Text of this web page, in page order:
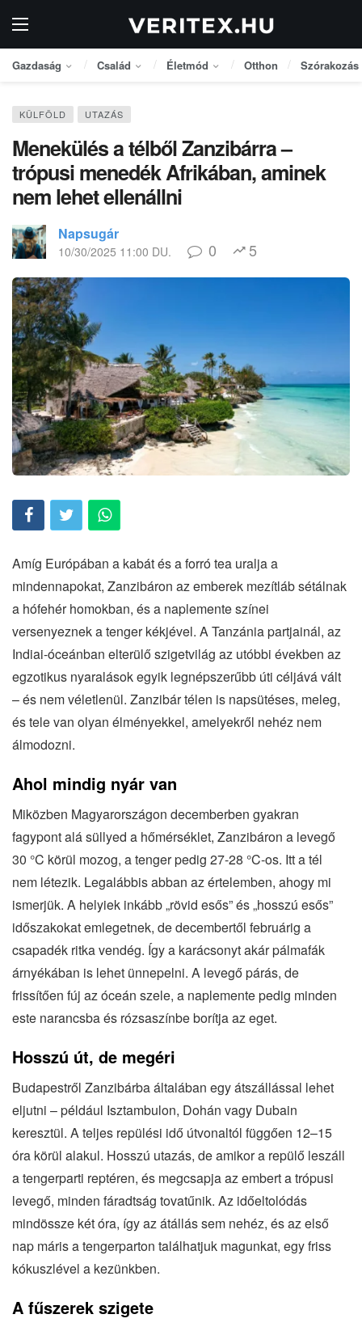
Gazdaság Család Életmód Otthon Szórakozás
KÜLFÖLD UTAZÁS
Menekülés a télből Zanzibárra –
trópusi menedék Afrikában, aminek
nem lehet ellenállni
Napsugár
10/30/2025 11:00 DU. 0 5
Amíg Európában a kabát és a forró tea uralja a
mindennapokat, Zanzibáron az emberek mezítláb sétálnak
a hófehér homokban, és a naplemente színei
versenyeznek a tenger kékjével. A Tanzánia partjainál, az
Indiai-óceánban elterülő szigetvilág az utóbbi években az
egzotikus nyaralások egyik legnépszerűbb úti céljává vált
– és nem véletlenül. Zanzibár télen is napsütéses, meleg,
és tele van olyan élményekkel, amelyekről nehéz nem
álmodozni.
Ahol mindig nyár van
Miközben Magyarországon decemberben gyakran
fagypont alá süllyed a hőmérséklet, Zanzibáron a levegő
30 °C körül mozog, a tenger pedig 27-28 °C-os. Itt a tél
nem létezik. Legalábbis abban az értelemben, ahogy mi
ismerjük. A helyiek inkább „rövid esős” és „hosszú esős”
időszakokat emlegetnek, de decembertől februárig a
csapadék ritka vendég. Így a karácsonyt akár pálmafák
árnyékában is lehet ünnepelni. A levegő párás, de
frissítően fúj az óceán szele, a naplemente pedig minden
este narancsba és rózsaszínbe borítja az eget.
Hosszú út, de megéri
Budapestről Zanzibárba általában egy átszállással lehet
eljutni – például Isztambulon, Dohán vagy Dubain
keresztül. A teljes repülési idő útvonaltól függően 12–15
óra körül alakul. Hosszú utazás, de amikor a repülő leszáll
a tengerparti reptéren, és megcsapja az embert a trópusi
levegő, minden fáradtság tovatűnik. Az időeltolódás
mindössze két óra, így az átállás sem nehéz, és az első
nap máris a tengerparton találhatjuk magunkat, egy friss
kókuszlével a kezünkben.
A fűszerek szigete